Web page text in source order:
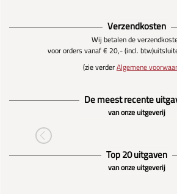
Verzendkosten
Wij betalen de
voor orders vanaf € 20,- (incl. btw)
(zie verderAlgemene
De meest recente
van onze uitgeverij
Top 20 uitgaven
van onze uitgeverij